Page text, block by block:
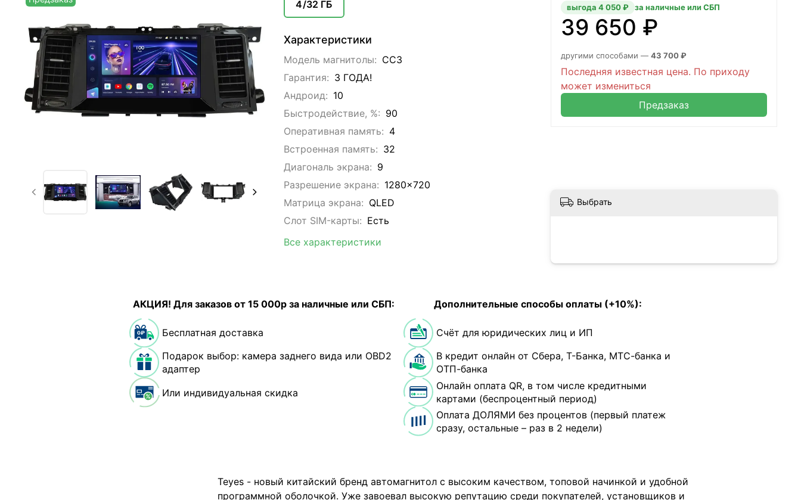
4/32 ГБ
Характеристики
Модель магнитолы: CC3
Гарантия: 3 ГОДА!
Андроид: 10
Быстродействие, %: 90
Оперативная память: 4
Встроенная память: 32
Диагональ экрана: 9
Разрешение экрана: 1280x720
Матрица экрана: QLED
Слот SIM-карты: Eсть
Все характеристики
39 650 ₽
выгода 4 050 ₽ за наличные или СБП
другими способами — 43 700 ₽
Последняя известная цена. По приходу
может измениться
Предзаказ
Выбрать
АКЦИЯ! Для заказов от 15 000р за наличные или СБП:
Бесплатная доставка
Подарок выбор: камера заднего вида или OBD2
адаптер
Или индивидуальная скидка
Дополнительные способы оплаты (+10%):
Счёт для юридических лиц и ИП
В кредит онлайн от Сбера, Т-Банка, МТС-банка и
ОТП-банка
Онлайн оплата QR, в том числе кредитными
картами (беспроцентный период)
Оплата ДОЛЯМИ без процентов (первый платеж
сразу, остальные – раз в 2 недели)
Teyes - новый китайский бренд автомагнитол с высоким качеством, топовой начинкой и удобной
программной оболочкой. Уже завоевал высокую репутацию среди покупателей, установщиков и